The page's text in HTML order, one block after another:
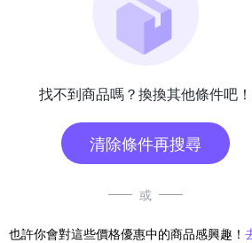
找不到商品嗎？換換其他條件吧！
清除條件再搜尋
或
也許你會對這些價格優惠中的商品感興趣！